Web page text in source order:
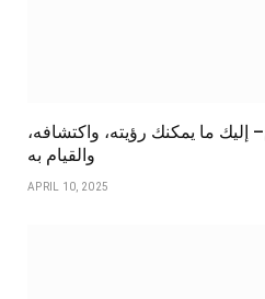
ما يمكنك رؤيته، واكتشافه،
والقيام به
APRIL 10, 2025